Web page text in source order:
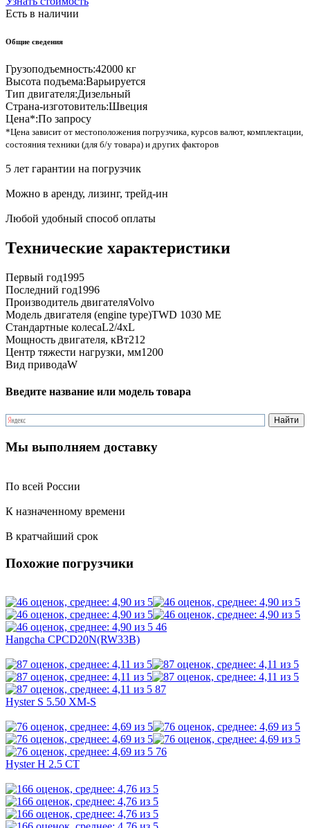
Есть в наличии
Общие сведения
Грузоподъемность:42000 кг
Высота подъема:Варьируется
Тип двигателя:Дизельный
Страна-изготовитель:Швеция
Цена*:По запросу
*Цена зависит от местоположения погрузчика, курсов валют, комплектации,
состояния техники (для б/у товара) и других факторов
5 лет гарантии на погрузчик
Можно в аренду, лизинг, трейд-ин
Любой удобный способ оплаты
Технические характеристики
Первый год1995
Последний год1996
Производитель двигателяVolvo
Модель двигателя (engine type)TWD 1030 ME
Стандартные колесаL2/4xL
Мощность двигателя, кВт212
Центр тяжести нагрузки, мм1200
Вид приводаW
Введите название или модель товара
Мы выполняем доставку
По всей России
К назначенному времени
В кратчайший срок
Похожие погрузчики
46
Hangcha CPCD20N(RW33B)
87
Hyster S 5.50 XM-S
76
Hyster H 2.5 CT